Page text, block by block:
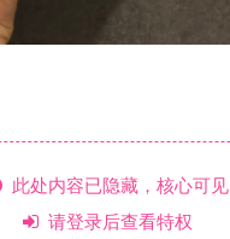
此处内容已隐藏，核心可见
请登录后查看特权